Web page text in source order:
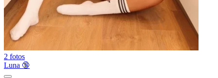
2 fotos
Luna 🔞